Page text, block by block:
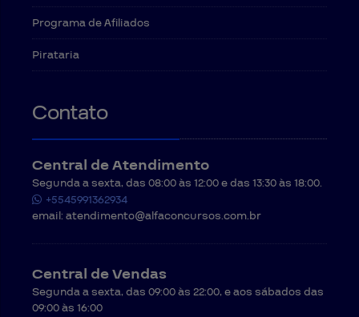
Programa de Afiliados
Pirataria
Contato
Central de Atendimento
Segunda a sexta, das 08:00 às 12:00 e das 13:30 às 18:00.
+5545991362934
email: atendimento@alfaconcursos.com.br
Central de Vendas
Segunda a sexta, das 09:00 às 22:00, e aos sábados das
09:00 às 16:00